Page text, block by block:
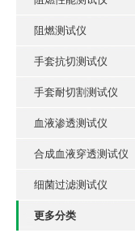
阻燃测试仪
手套抗切测试仪
手套耐切割测试仪
血液渗透测试仪
合成血液穿透测试仪
细菌过滤测试仪
更多分类